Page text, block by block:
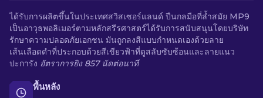
ได้รับการผลิตขึ้นในประเทศสวิสเซอร์แลนด์ ปืนกลมือที่ล้ำสมัย MP9
เป็นอาวุธพอลิเมอร์ตามหลักสรีรศาสตร์ได้รับการสนับสนุนโดยบริษัท
รักษาความปลอดภัยเอกชน มันถูกลงสีแบบกำหนดเองด้วยลาย
เส้นเลือดดำที่ประกอบด้วยสีเขียวฟ้าที่ดูสลับซับซ้อนและลายแนว
ปะการัง อัตราการยิง 857 นัดต่อนาที
พื้นหลัง